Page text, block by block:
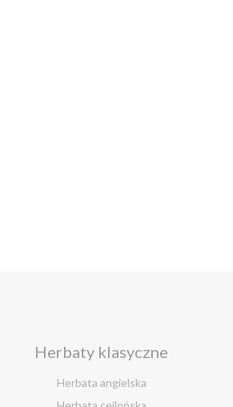
Herbaty klasyczne
Herbata angielska